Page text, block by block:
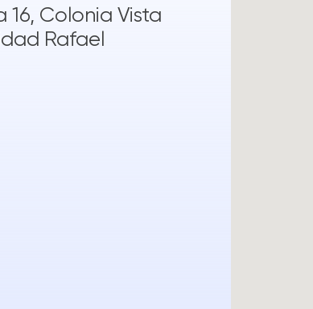
16, Colonia Vista
Rafael